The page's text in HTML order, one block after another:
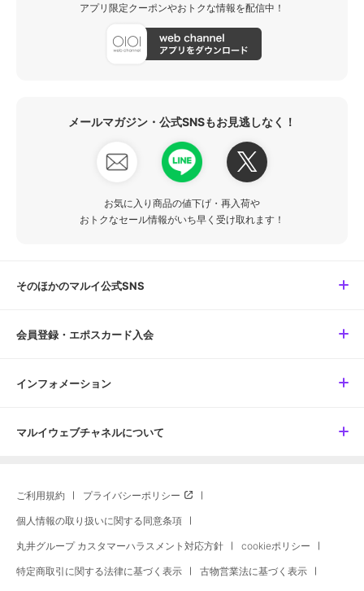
アプリ限定クーポンやおトクな情報を配信中！
メールマガジン・公式SNSもお見逃しなく！
お気に入り商品の値下げ・再入荷や
おトクなセール情報がいち早く受け取れます！
そのほかのマルイ公式SNS
会員登録・エポスカード入会
インフォメーション
マルイウェブチャネルについて
ご利用規約 プライバシーポリシー
個人情報の取り扱いに関する同意条項
丸井グループ カスタマーハラスメント対応方針 cookieポリシー
特定商取引に関する法律に基づく表示 古物営業法に基づく表示